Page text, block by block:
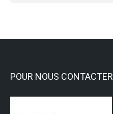
POUR NOUS CONTACTER